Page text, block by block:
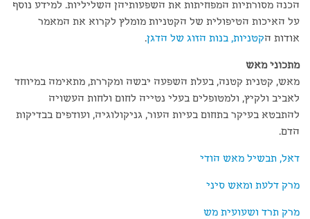
הכנה מסורתיות המפחיתות את השפעותיהן השליליות. למידע נוסף
על האיכות הטיפולית של הקטניות מומלץ לקרוא את המאמר
אודות הקטניות, בנות הזוג של הדגן.
מתכוני מאש
מאש, קטנית קטנה, בעלת השפעה יבשה ומקררת, מתאימה במיוחד
לאביב ולקיץ, ולמטופלים בעלי נטייה לחום ולחות העשויה
להתבטא בעיקר בתחום בעיות העור, גניקולוגיה, ועודפים בבדיקות
הדם.
דאל, תבשיל מאש הודי
מרק דלעת ומאש סיני
מרק תרד ושעועית מש